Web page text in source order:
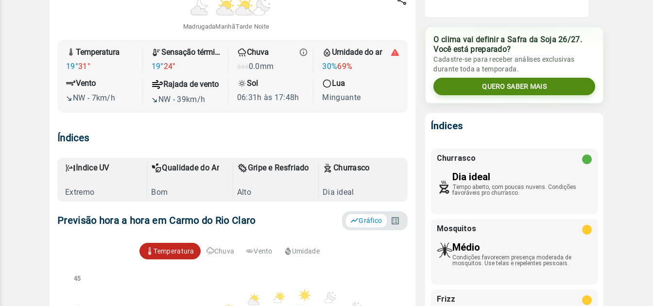
MadrugadaManhãTarde Noite
Temperatura
19°31°
Sensação térmica
19°24°
Chuva
0.0mm
Umidade do ar
30%69%
Vento
NW - 7km/h
Rajada de vento
NW - 39km/h
Sol
06:31h às 17:48h
Lua
Minguante
Índices
Índice UV
Extremo
Qualidade do Ar
Bom
Gripe e Resfriado
Alto
Churrasco
Dia ideal
Previsão hora a hora em Carmo do Rio Claro Gráfico
Temperatura Chuva Vento Umidade
O clima vai definir a Safra da Soja 26/27.
Você está preparado?
Cadastre-se para receber análises exclusivas
durante toda a temporada.
QUERO SABER MAIS
Índices
Churrasco
Dia ideal
Tempo aberto, com poucas nuvens. Condições
favoráveis pro churrasco.
Mosquitos
Médio
Condições favorecem presença moderada de
mosquitos. Use telas e repelentes pessoais.
Frizz